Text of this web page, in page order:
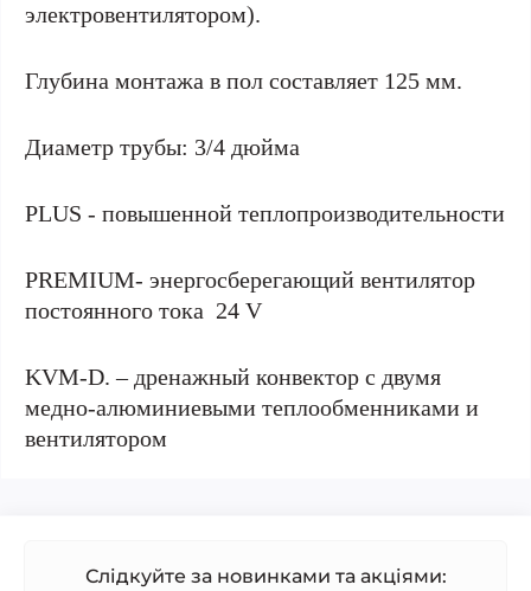
электровентилятором).
Глубина монтажа в пол составляет 125 мм.
Диаметр трубы: 3/4 дюйма
PLUS - повышенной теплопроизводительности
PREMIUM- энергосберегающий вентилятор
постоянного тока 24 V
KVM-D. – дренажный конвектор с двумя
медно-алюминиевыми теплообменниками и
вентилятором
Слідкуйте за новинками та акціями: